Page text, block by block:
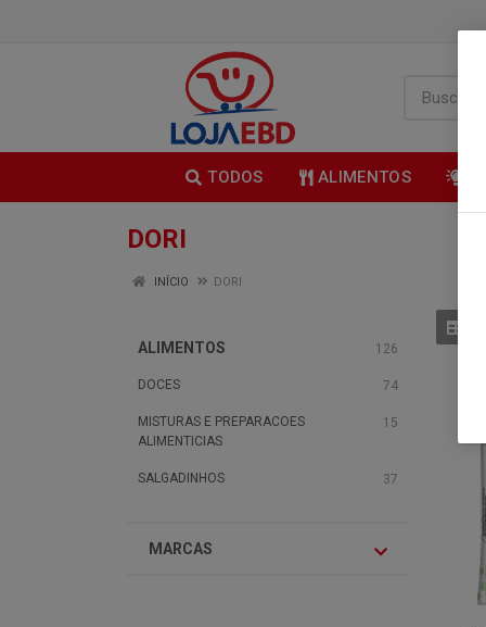
TODOS ALIMENTOS
DORI
INÍCIO DORI
ALIMENTOS 126
DOCES 74
MISTURAS E PREPARACOES
ALIMENTICIAS
15
SALGADINHOS 37
MARCAS